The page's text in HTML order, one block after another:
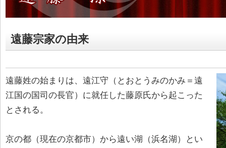
遠藤宗家の由来
遠藤姓の始まりは、遠江守（とおとうみのかみ＝遠
江国の国司の長官）に就任した藤原氏から起こった
とされる。
京の都（現在の京都市）から遠い湖（浜名湖）とい